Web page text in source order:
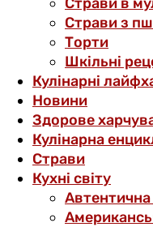
Страви з
Торти
Шкільні
Кулінарні
Новини
Здорове
Кулінарна
Страви
Кухні світу
Автентична